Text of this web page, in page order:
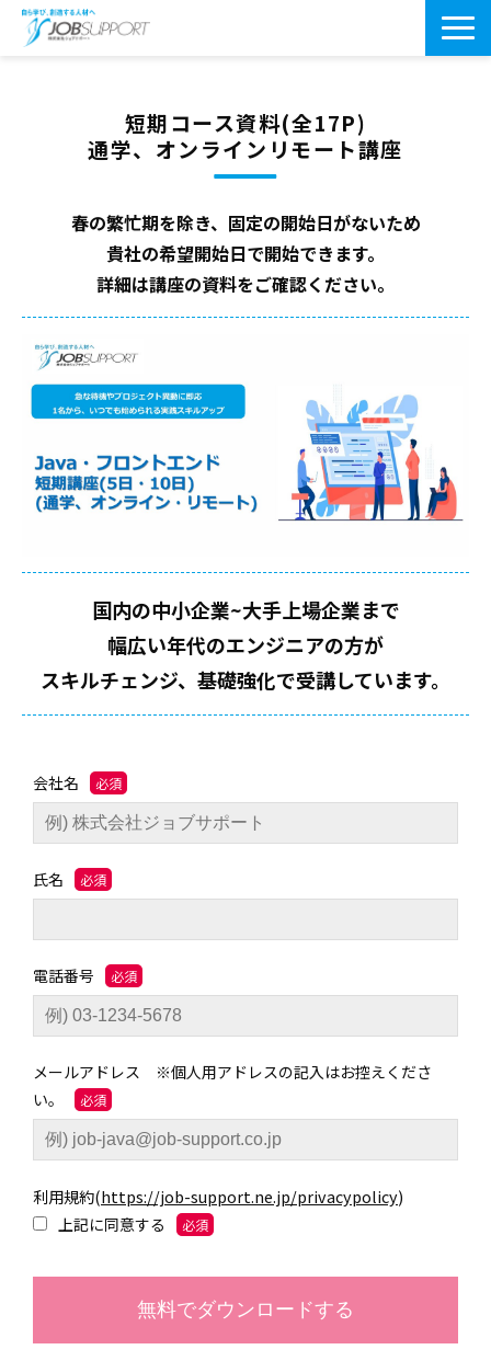
よくあるご質問
導入事例
お役立ちブログ
会社案内・アクセス
短期コース資料(全17P)
通学、オンラインリモート講座
春の繁忙期を除き、固定の開始日がないため
貴社の希望開始日で開始できます。
詳細は講座の資料をご確認ください。
国内の中小企業~大手上場企業まで
幅広い年代のエンジニアの方が
スキルチェンジ、基礎強化で受講しています。
会社名
氏名
電話番号
メールアドレス ※個人用アドレスの記入はお控えくださ
い。
利用規約(https://job-support.ne.jp/privacypolicy)
上記に同意する